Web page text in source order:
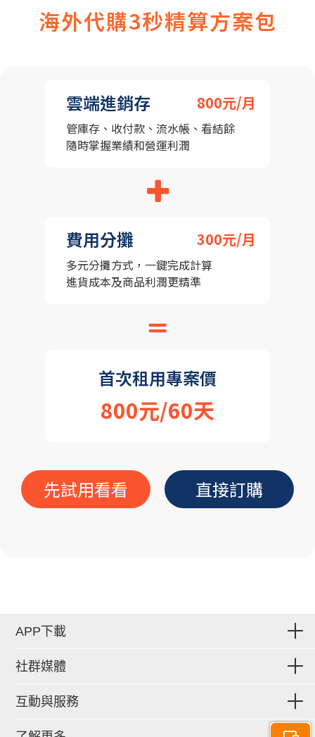
海外代購3秒精算方案包
雲端進銷存 800元/月
管庫存、收付款、流水帳、看結餘
隨時掌握業績和營運利潤
費用分攤 300元/月
多元分攤方式，一鍵完成計算
進貨成本及商品利潤更精準
＝
首次租用專案價
800元/60天
先試用看看 直接訂購
APP下載
社群媒體
互動與服務